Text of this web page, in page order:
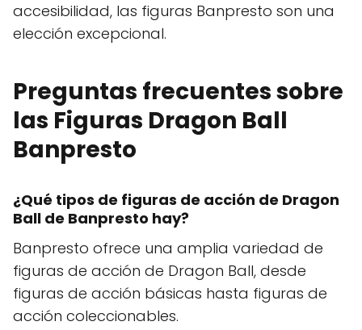
accesibilidad, las figuras Banpresto son una
elección excepcional.
Preguntas frecuentes sobre
las Figuras Dragon Ball
Banpresto
¿Qué tipos de figuras de acción de Dragon
Ball de Banpresto hay?
Banpresto ofrece una amplia variedad de
figuras de acción de Dragon Ball, desde
figuras de acción básicas hasta figuras de
acción coleccionables.